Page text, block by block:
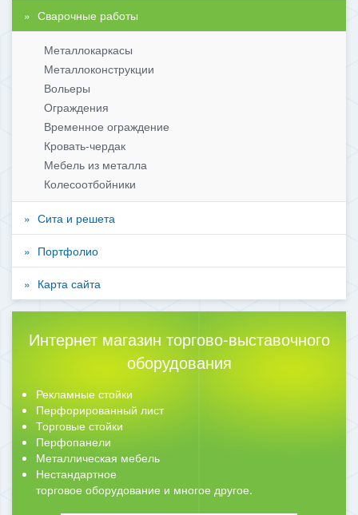
Сварочные работы
Металлокаркасы
Металлоконструкции
Вольеры
Ограждения
Временное ограждение
Кровать-чердак
Мебель из металла
Колесоотбойники
Сита и решета
Портфолио
Карта сайта
Интернет магазин торгово-выставочного
оборудования
Рекламные стойки
Перфорированный лист
Торговые стойки
Перфопанели
Металлическая мебель
Нестандартное
торговое оборудование и многое другое.